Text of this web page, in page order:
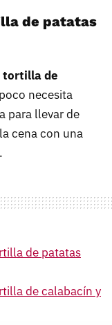
de patatas
tortilla de
necesita
para llevar de
cena con una
de patatas
de calabacín y